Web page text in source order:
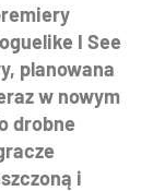
I See
planowana
w nowym
drobne
i